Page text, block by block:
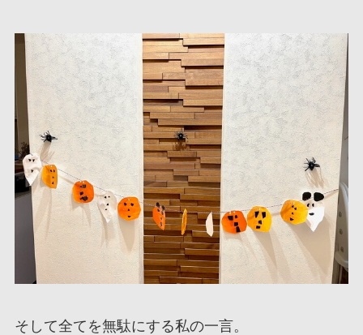
そして全てを無駄にする私の一言。